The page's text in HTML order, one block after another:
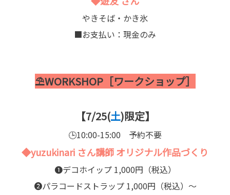
やきそば・かき氷
■お支払い：現金のみ
⛱️WORKSHOP［ワークショップ］
【7/25(土)限定】
🕒10:00-15:00 予約不要
◆yuzukinari さん講師 オリジナル作品づくり
➊デコホイップ 1,000円（税込）
➋パラコードストラップ 1,000円（税込）〜